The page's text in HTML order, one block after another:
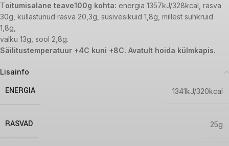
Toitumisalane teave100g kohta: energia 1357kJ/328kcal, rasva
30g, küllastunud rasva 20,3g, süsivesikuid 1,8g, millest suhkruid
1,8g,
valku 13g, sool 2,8g.
Säilitustemperatuur +4C kuni +8C. Avatult hoida külmkapis.
Lisainfo
ENERGIA 1341kJ/320kcal
RASVAD 25g